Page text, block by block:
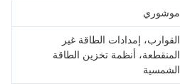
موشوري
القوارب، إمدادات الطاقة غير
المنقطعة، أنظمة تخزين الطاقة
الشمسية